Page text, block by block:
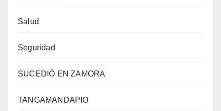
Salud
Seguridad
SUCEDIÓ EN ZAMORA
TANGAMANDAPIO